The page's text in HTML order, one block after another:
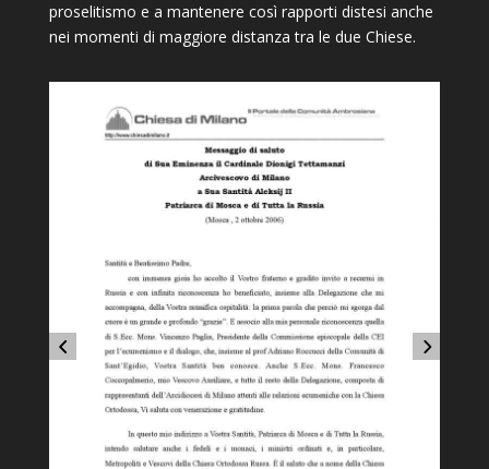
proselitismo e a mantenere così rapporti distesi anche
nei momenti di maggiore distanza tra le due Chiese.